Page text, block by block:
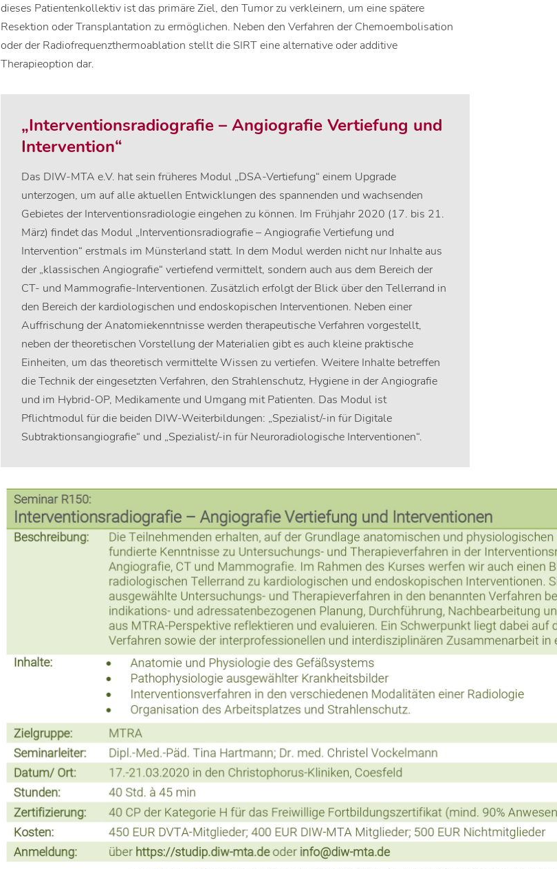
dieses Patientenkollektiv ist das primäre Ziel, den Tumor zu verkleinern, um eine spätere
Resektion oder Transplantation zu ermöglichen. Neben den Verfahren der Chemoembolisation
oder der Radiofrequenzthermoablation stellt die SIRT eine alternative oder additive
Therapieoption dar.
„Interventionsradiografie – Angiografie Vertiefung und
Intervention“
Das DIW-MTA e.V. hat sein früheres Modul „DSA-Vertiefung“ einem Upgrade
unterzogen, um auf alle aktuellen Entwicklungen des spannenden und wachsenden
Gebietes der Interventionsradiologie eingehen zu können. Im Frühjahr 2020 (17. bis 21.
März) findet das Modul „Interventionsradiografie – Angiografie Vertiefung und
Intervention“ erstmals im Münsterland statt. In dem Modul werden nicht nur Inhalte aus
der „klassischen Angiografie“ vertiefend vermittelt, sondern auch aus dem Bereich der
CT- und Mammografie-Interventionen. Zusätzlich erfolgt der Blick über den Tellerrand in
den Bereich der kardiologischen und endoskopischen Interventionen. Neben einer
Auffrischung der Anatomiekenntnisse werden therapeutische Verfahren vorgestellt,
neben der theoretischen Vorstellung der Materialien gibt es auch kleine praktische
Einheiten, um das theoretisch vermittelte Wissen zu vertiefen. Weitere Inhalte betreffen
die Technik der eingesetzten Verfahren, den Strahlenschutz, Hygiene in der Angiografie
und im Hybrid-OP, Medikamente und Umgang mit Patienten. Das Modul ist
Pflichtmodul für die beiden DIW-Weiterbildungen: „Spezialist/-in für Digitale
Subtraktionsangiografie“ und „Spezialist/-in für Neuroradiologische Interventionen“.